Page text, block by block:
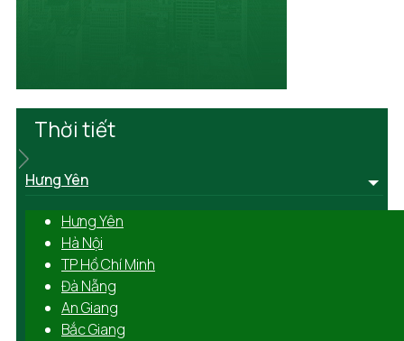
Thời tiết
Hưng Yên
Hưng Yên
Hà Nội
TP Hồ Chí Minh
Đà Nẵng
An Giang
Bắc Giang